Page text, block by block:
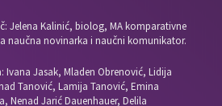
Jelena Kalinić, biolog, MA komparativne
naučna novinarka i naučni komunikator.
Ivana Jasak, Mladen Obrenović, Lidija
Tanović, Lamija Tanović, Emina
Nenad Jarić Dauenhauer, Delila